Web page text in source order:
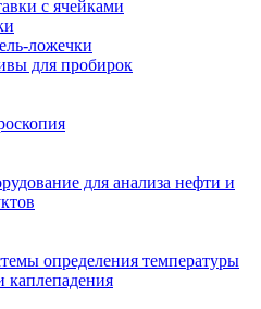
с ячейками
ложечки
для пробирок
для анализа нефти и
определения температуры
каплепадения